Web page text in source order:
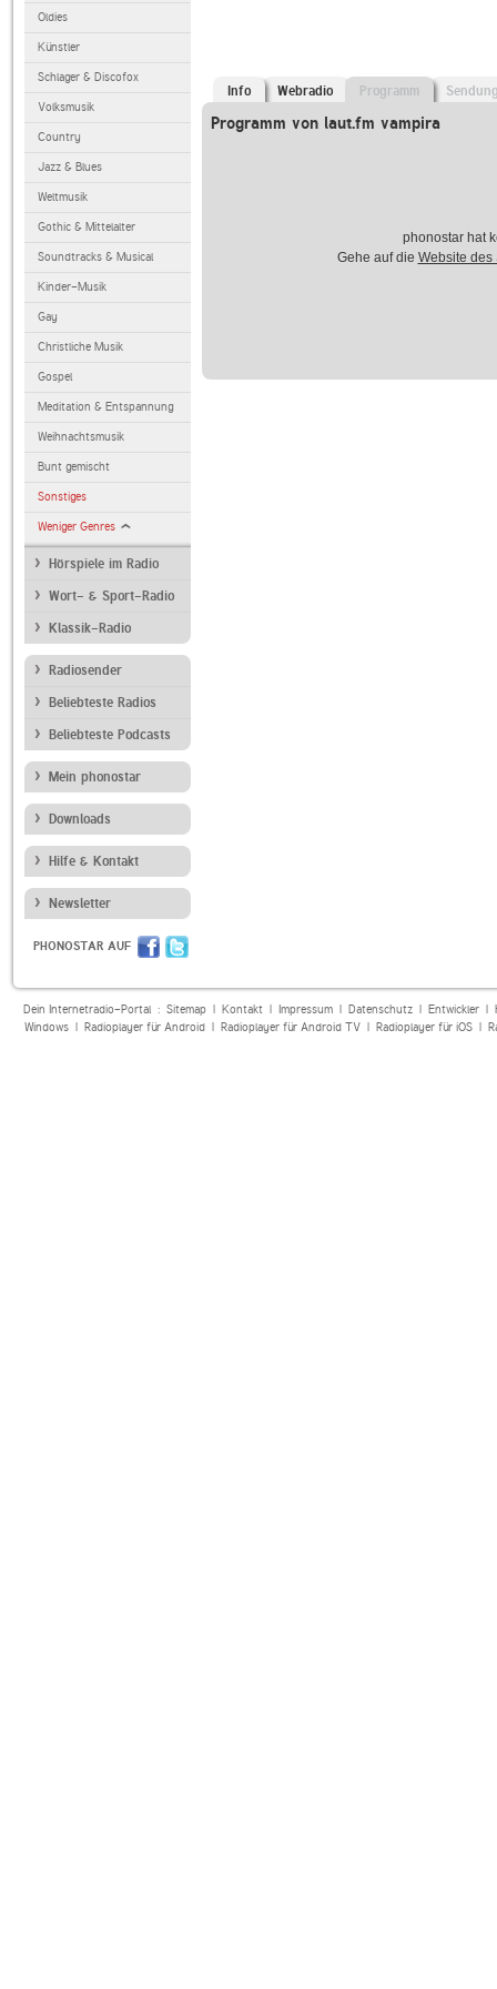
Oldies
Künstler
Schlager & Discofox
Volksmusik
Country
Jazz & Blues
Weltmusik
Gothic & Mittelalter
Soundtracks & Musical
Kinder-Musik
Gay
Christliche Musik
Gospel
Meditation & Entspannung
Weihnachtsmusik
Bunt gemischt
Sonstiges
Weniger Genres
Hörspiele im Radio
Wort- & Sport-Radio
Klassik-Radio
Radiosender
Beliebteste Radios
Beliebteste Podcasts
Mein phonostar
Downloads
Hilfe & Kontakt
Newsletter
PHONOSTAR AUF
Info Webradio Programm
Programm von laut.fm vampira
phonostar hat
Gehe auf die Website des
Dein Internetradio-Portal : Sitemap| Kontakt| Impressum| Datenschutz| Entwickler|
Windows| Radioplayer für Android| Radioplayer für Android TV| Radioplayer für iOS|